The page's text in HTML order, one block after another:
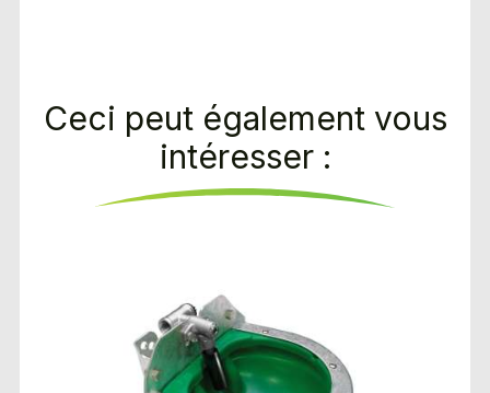
Ceci peut également vous
intéresser :